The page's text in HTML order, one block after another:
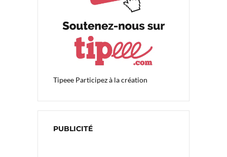
Tipeee Participez à la création
PUBLICITÉ